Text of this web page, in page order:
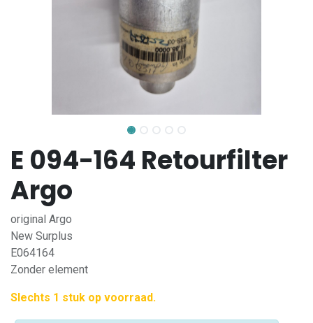
E 094-164 Retourfilter
Argo
original Argo
New Surplus
E064164
Zonder element
Slechts 1 stuk op voorraad.